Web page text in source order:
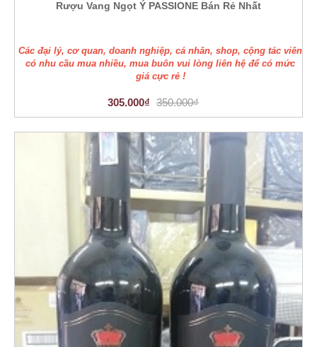
Rượu Vang Ngọt Ý PASSIONE Bán Rẻ Nhất
Các đại lý, cơ quan, doanh nghiệp, cá nhân, shop, cộng tác viên
có nhu cầu mua nhiều, mua buôn vui lòng liên hệ để có mức
giá cực rẻ !
305.000₫ 350.000₫